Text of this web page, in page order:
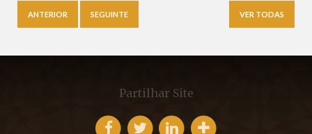
ANTERIOR SEGUINTE VER TODAS
Partilhar Site